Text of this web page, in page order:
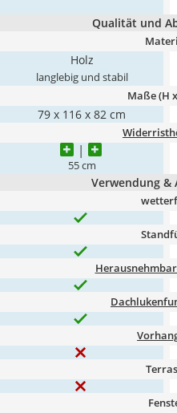
Qualität und
Holz
langlebig und stabil
Maße (H
79 x 116 x 82 cm
55 cm
Verwendung &